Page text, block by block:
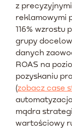
z precyzyjnymi
reklamowymi
116% wzrostu
grupy
danych
ROAS na
pozyskaniu
(zobacz case
mądra
wartościowy